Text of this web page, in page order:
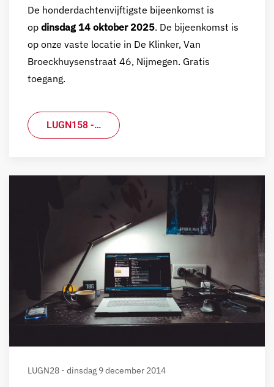
De honderdachtenvijftigste bijeenkomst is
op dinsdag 14 oktober 2025. De bijeenkomst is
op onze vaste locatie in De Klinker, Van
Broeckhuysenstraat 46, Nijmegen. Gratis
toegang.
LUGN158 -…
LUGN28 - dinsdag 9 december 2014